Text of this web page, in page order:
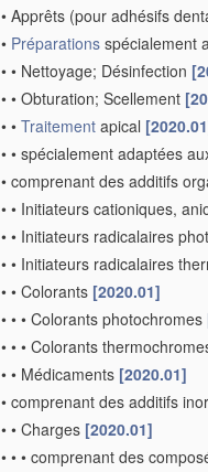
• Apprêts (pour adhésifs
• Préparations spécialement
• • Nettoyage; Désinfection
• • Obturation; Scellement
• • Traitement apical
• • spécialement adaptées
• comprenant des additifs
• • Initiateurs cationiques,
• • Initiateurs radicalaires
• • Initiateurs radicalaires
• • Colorants [2020.01]
• • • Colorants photochromes
• • • Colorants
• • Médicaments [2020.01]
• comprenant des additifs
• • Charges [2020.01]
• • • comprenant des